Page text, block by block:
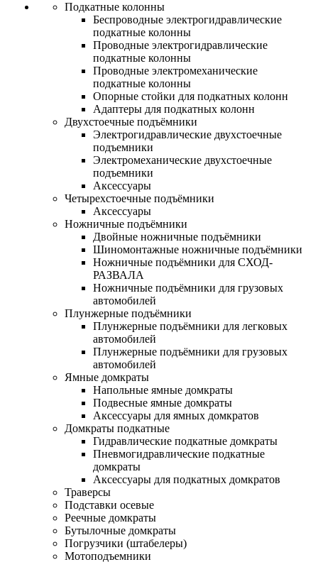
Подкатные колонны
Беспроводные электрогидравлические
подкатные колонны
Проводные электрогидравлические
подкатные колонны
Проводные электромеханические
подкатные колонны
Опорные стойки для подкатных колонн
Адаптеры для подкатных колонн
Двухстоечные подъёмники
Электрогидравлические двухстоечные
подъемники
Электромеханические двухстоечные
подъемники
Аксессуары
Четырехстоечные подъёмники
Аксессуары
Ножничные подъёмники
Двойные ножничные подъёмники
Шиномонтажные ножничные подъёмники
Ножничные подъёмники для СХОД-
РАЗВАЛА
Ножничные подъёмники для грузовых
автомобилей
Плунжерные подъёмники
Плунжерные подъёмники для легковых
автомобилей
Плунжерные подъёмники для грузовых
автомобилей
Ямные домкраты
Напольные ямные домкраты
Подвесные ямные домкраты
Аксессуары для ямных домкратов
Домкраты подкатные
Гидравлические подкатные домкраты
Пневмогидравлические подкатные
домкраты
Аксессуары для подкатных домкратов
Траверсы
Подставки осевые
Реечные домкраты
Бутылочные домкраты
Погрузчики (штабелеры)
Мотоподъемники